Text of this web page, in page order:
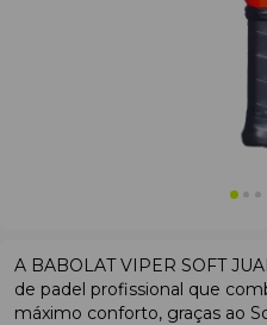
A BABOLAT VIPER SOFT
de padel profissional que
máximo conforto, graças ao